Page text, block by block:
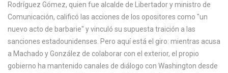
Rodríguez Gómez, quien fue alcalde de Libertador y ministro de
Comunicación, calificó las acciones de los opositores como "un
nuevo acto de barbarie" y vinculó su supuesta traición a las
sanciones estadounidenses. Pero aquí está el giro: mientras acusa
a Machado y González de colaborar con el exterior, el propio
gobierno ha mantenido canales de diálogo con Washington desde